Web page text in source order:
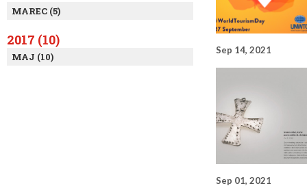
MAREC (5)
2017 (10)
MAJ (10)
Sep 14, 2021
Sep 01, 2021